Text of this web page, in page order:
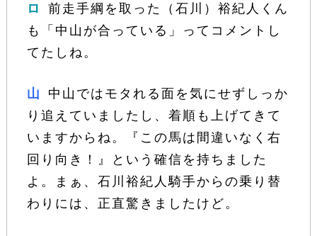
ロ
前走手綱を取った（石川）裕紀人くん
も「中山が合っている」ってコメントし
てたしね。
山
中山ではモタれる面を気にせずしっか
り追えていましたし、着順も上げてきて
いますからね。『この馬は間違いなく右
回り向き！』という確信を持ちました
よ。まぁ、石川裕紀人騎手からの乗り替
わりには、正直驚きましたけど。